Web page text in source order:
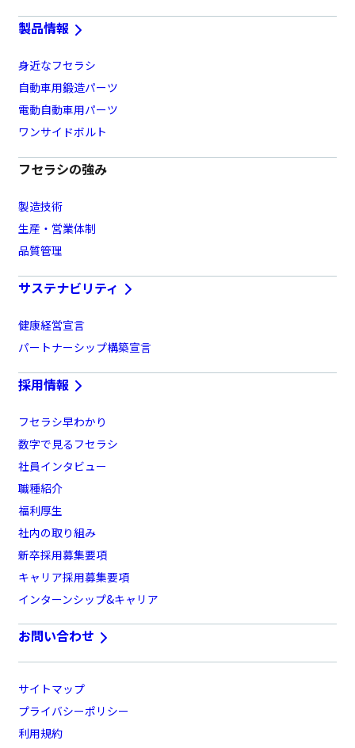
製品情報
身近なフセラシ
自動車用鍛造パーツ
電動自動車用パーツ
ワンサイドボルト
フセラシの強み
製造技術
生産・営業体制
品質管理
サステナビリティ
健康経営宣言
パートナーシップ構築宣言
採用情報
フセラシ早わかり
数字で見るフセラシ
社員インタビュー
職種紹介
福利厚生
社内の取り組み
新卒採用募集要項
キャリア採用募集要項
インターンシップ&キャリア
お問い合わせ
サイトマップ
プライバシーポリシー
利用規約